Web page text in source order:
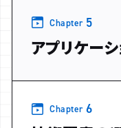
Chapter 5
アプリケー
Chapter 6